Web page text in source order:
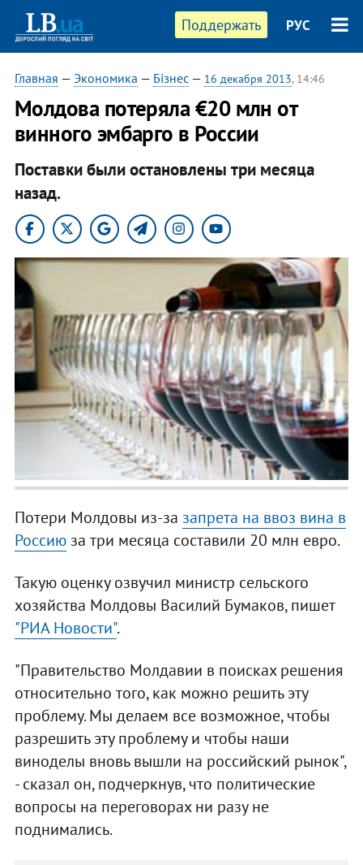
Поддержать РУС
Главная — Экономика — Бізнес— 16 декабря 2013, 14:46
Молдова потеряла €20 млн от
винного эмбарго в России
Поставки были остановлены три месяца
назад.
Потери Молдовы из-за запрета на ввоз вина в
Россиюза три месяца составили 20 млн евро.
Такую оценку озвучил министр сельского
хозяйства Молдовы Василий Бумаков, пишет
"РИА Новости".
"Правительство Молдавии в поисках решения
относительно того, как можно решить эту
проблему. Мы делаем все возможное, чтобы
разрешить эту проблему и чтобы наши
виноделы вновь вышли на российский рынок",
- сказал он, подчеркнув, что политические
вопросы на переговорах ни разу не
поднимались.